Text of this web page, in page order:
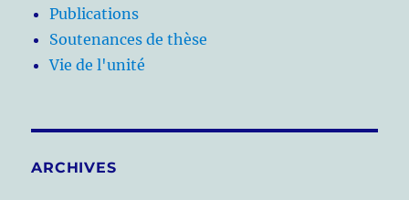
Publications
Soutenances de thèse
Vie de l'unité
ARCHIVES